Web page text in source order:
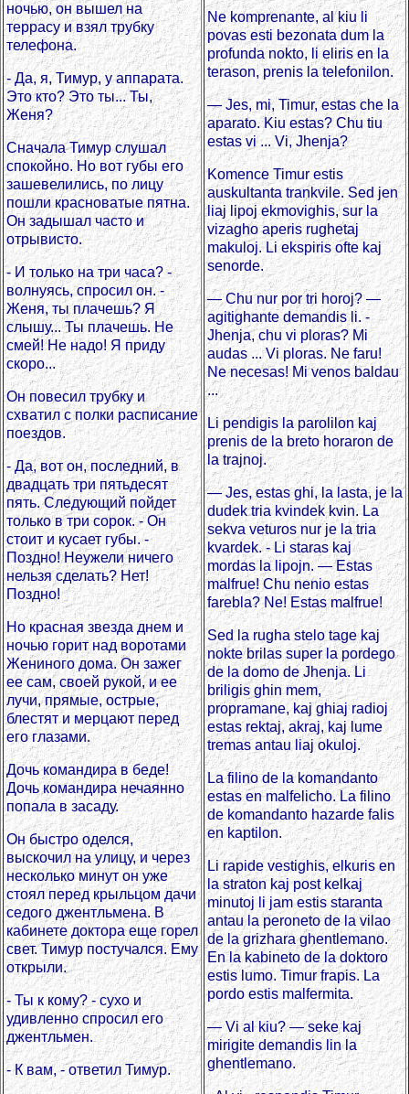
ночью, он вышел на
террасу и взял трубку
телефона.
- Да, я, Тимур, у аппарата.
Это кто? Это ты... Ты,
Женя?
Сначала Тимур слушал
спокойно. Но вот губы его
зашевелились, по лицу
пошли красноватые пятна.
Он задышал часто и
отрывисто.
- И только на три часа? -
волнуясь, спросил он. -
Женя, ты плачешь? Я
слышу... Ты плачешь. Не
смей! Не надо! Я приду
скоро...
Он повесил трубку и
схватил с полки расписание
поездов.
- Да, вот он, последний, в
двадцать три пятьдесят
пять. Следующий пойдет
только в три сорок. - Он
стоит и кусает губы. -
Поздно! Неужели ничего
нельзя сделать? Нет!
Поздно!
Но красная звезда днем и
ночью горит над воротами
Жениного дома. Он зажег
ее сам, своей рукой, и ее
лучи, прямые, острые,
блестят и мерцают перед
его глазами.
Дочь командира в беде!
Дочь командира нечаянно
попала в засаду.
Он быстро оделся,
выскочил на улицу, и через
несколько минут он уже
стоял перед крыльцом дачи
седого джентльмена. В
кабинете доктора еще горел
свет. Тимур постучался. Ему
открыли.
- Ты к кому? - сухо и
удивленно спросил его
джентльмен.
- К вам, - ответил Тимур.
Ne komprenante, al kiu li
povas esti bezonata dum la
profunda nokto, li eliris en la
terason, prenis la telefonilon.
— Jes, mi, Timur, estas che la
aparato. Kiu estas? Chu tiu
estas vi ... Vi, Jhenja?
Komence Timur estis
auskultanta trankvile. Sed jen
liaj lipoj ekmovighis, sur la
vizagho aperis rughetaj
makuloj. Li ekspiris ofte kaj
senorde.
— Chu nur por tri horoj? —
agitighante demandis li. -
Jhenja, chu vi ploras? Mi
audas ... Vi ploras. Ne faru!
Ne necesas! Mi venos baldau
...
Li pendigis la parolilon kaj
prenis de la breto horaron de
la trajnoj.
— Jes, estas ghi, la lasta, je la
dudek tria kvindek kvin. La
sekva veturos nur je la tria
kvardek. - Li staras kaj
mordas la lipojn. — Estas
malfrue! Chu nenio estas
farebla? Ne! Estas malfrue!
Sed la rugha stelo tage kaj
nokte brilas super la pordego
de la domo de Jhenja. Li
briligis ghin mem,
propramane, kaj ghiaj radioj
estas rektaj, akraj, kaj lume
tremas antau liaj okuloj.
La filino de la komandanto
estas en malfelicho. La filino
de komandanto hazarde falis
en kaptilon.
Li rapide vestighis, elkuris en
la straton kaj post kelkaj
minutoj li jam estis staranta
antau la peroneto de la vilao
de la grizhara ghentlemano.
En la kabineto de la doktoro
estis lumo. Timur frapis. La
pordo estis malfermita.
— Vi al kiu? — seke kaj
mirigite demandis lin la
ghentlemano.